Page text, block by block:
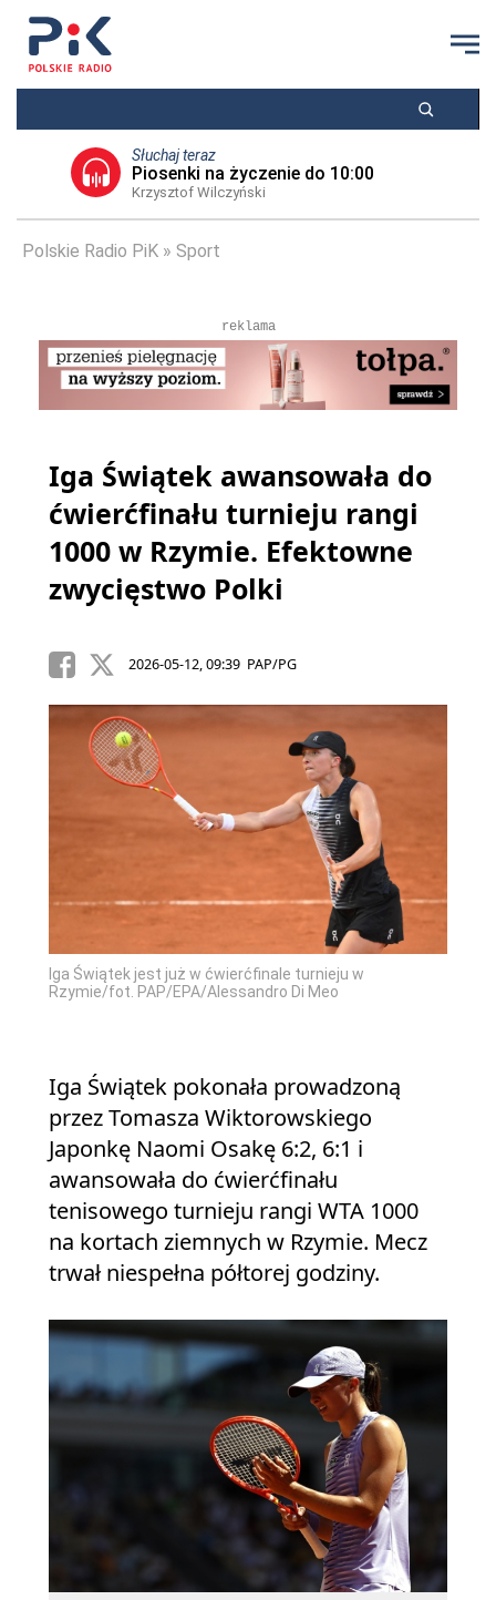
Słuchaj teraz
Piosenki na życzenie do 10:00
Krzysztof Wilczyński
Polskie Radio PiK Sport
reklama
Iga Świątek awansowała do
ćwierćfinału turnieju rangi
1000 w Rzymie. Efektowne
zwycięstwo Polki
2026-05-12, 09:39 PAP/PG
Iga Świątek jest już w ćwierćfinale turnieju w
Rzymie/fot. PAP/EPA/Alessandro Di Meo
Iga Świątek pokonała prowadzoną
przez Tomasza Wiktorowskiego
Japonkę Naomi Osakę 6:2, 6:1 i
awansowała do ćwierćfinału
tenisowego turnieju rangi WTA 1000
na kortach ziemnych w Rzymie. Mecz
trwał niespełna półtorej godziny.